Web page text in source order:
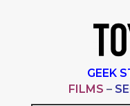
GEEK
FILMS –